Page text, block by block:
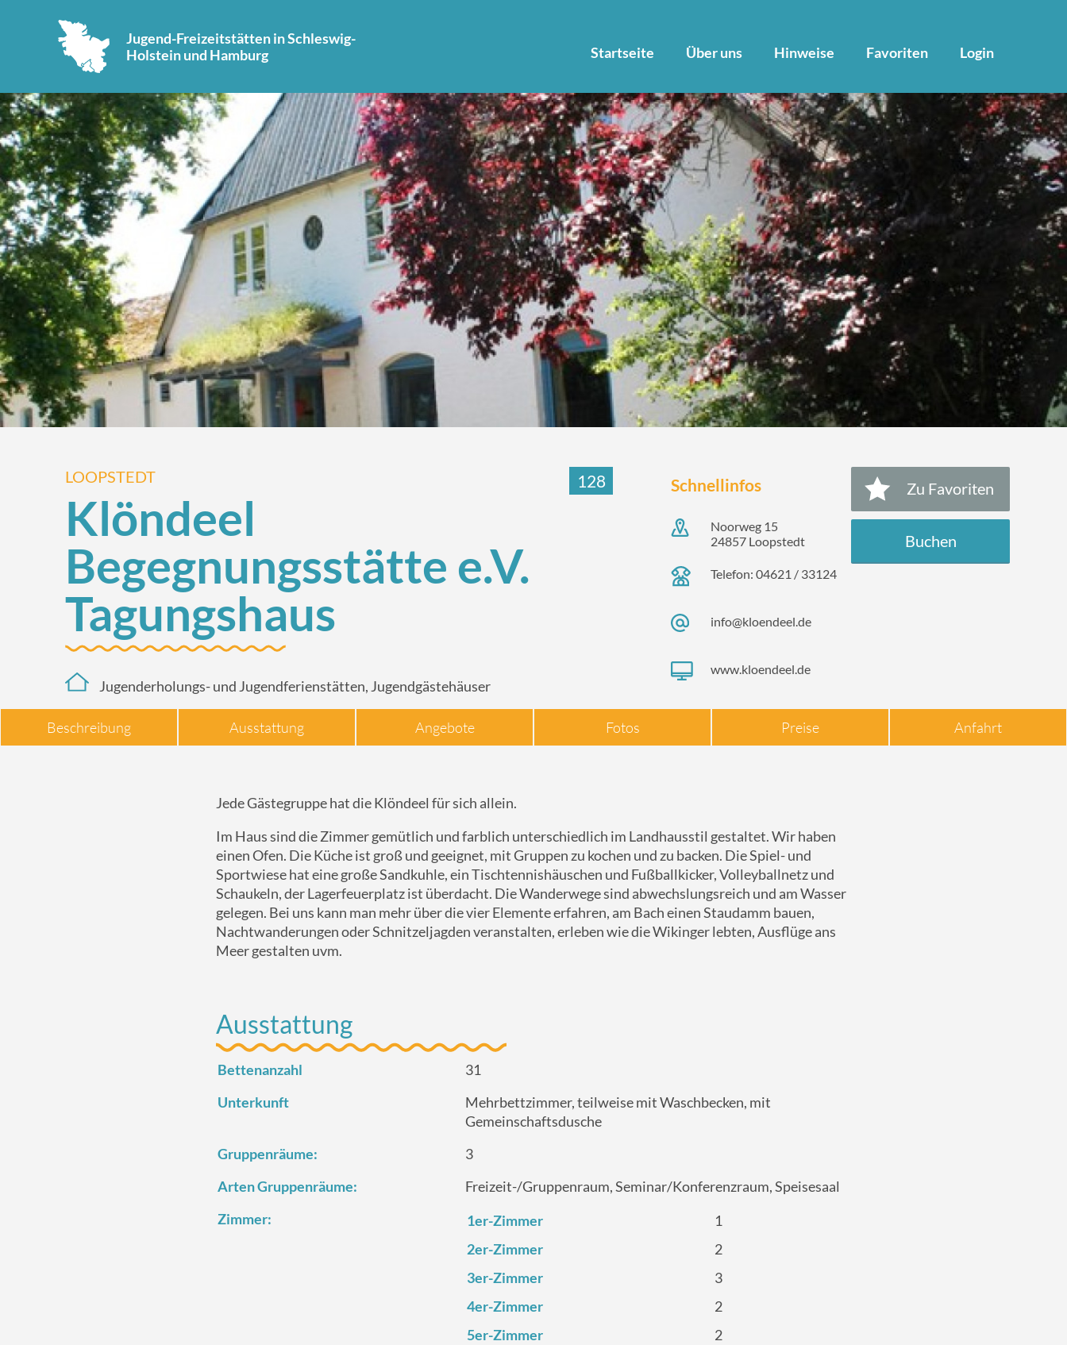
Jugend-Freizeitstätten in Schleswig-
Holstein und Hamburg
Startseite Über uns Hinweise Favoriten Login
128
LOOPSTEDT
Klöndeel
Begegnungsstätte e.V.
Tagungshaus
Jugenderholungs- und Jugendferienstätten, Jugendgästehäuser
Schnellinfos
Noorweg 15
24857 Loopstedt
Telefon: 04621 / 33124
info@kloendeel.de
www.kloendeel.de
Zu Favoriten
Buchen
Beschreibung Ausstattung Angebote Fotos Preise Anfahrt
Jede Gästegruppe hat die Klöndeel für sich allein.
Im Haus sind die Zimmer gemütlich und farblich unterschiedlich im Landhausstil gestaltet. Wir haben
einen Ofen. Die Küche ist groß und geeignet, mit Gruppen zu kochen und zu backen. Die Spiel- und
Sportwiese hat eine große Sandkuhle, ein Tischtennishäuschen und Fußballkicker, Volleyballnetz und
Schaukeln, der Lagerfeuerplatz ist überdacht. Die Wanderwege sind abwechslungsreich und am Wasser
gelegen. Bei uns kann man mehr über die vier Elemente erfahren, am Bach einen Staudamm bauen,
Nachtwanderungen oder Schnitzeljagden veranstalten, erleben wie die Wikinger lebten, Ausflüge ans
Meer gestalten uvm.
Ausstattung
Bettenanzahl
31
Unterkunft
Mehrbettzimmer, teilweise mit Waschbecken, mit
Gemeinschaftsdusche
Gruppenräume:
3
Arten Gruppenräume:
Freizeit-/‌Gruppenraum, Seminar/‌Konferenzraum, Speisesaal
Zimmer:
1er-Zimmer
1
2er-Zimmer
2
3er-Zimmer
3
4er-Zimmer
2
5er-Zimmer
2